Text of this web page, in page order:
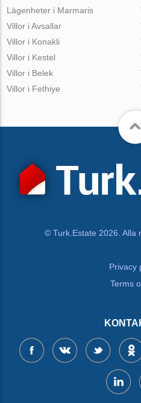
Lägenheter i Marmaris
Villor i Avsallar
Villor i Konakli
Villor i Kestel
Villor i Belek
Villor i Fethiye
© Turk.Estate 2026. Alla
Privacy
Terms